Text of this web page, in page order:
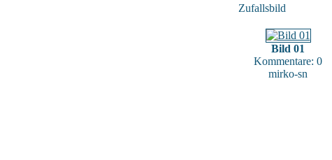
Zufallsbild
Bild 01
Kommentare: 0
mirko-sn